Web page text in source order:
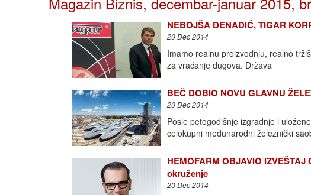
NEBOJŠA ĐENADIĆ, TIGAR
20 Dec 2014
Imamo realnu proizvodnju, realno
za vraćanje dugova. Država
BEČ DOBIO NOVU GLAVNU
20 Dec 2014
Posle petogodišnje izgradnje i
celokupni međunarodni železnički
HEMOFARM OBJAVIO
okruženje
20 Dec 2014